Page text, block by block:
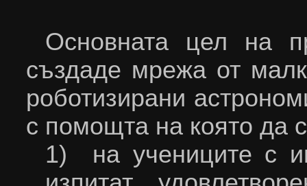
Основната цел на
създаде мрежа от
роботизирани
с помощта на която да
1) на учениците с